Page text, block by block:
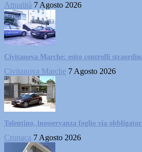
Attualità 7 Agosto 2026
Civitanova Marche: esito controlli
Civitanova Marche 7 Agosto 2026
Tolentino, inosservanza foglio via
Cronaca 7 Agosto 2026